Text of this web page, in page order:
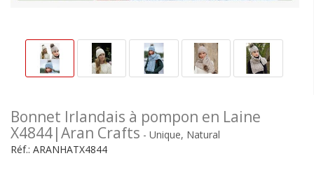
Bonnet Irlandais à pompon en Laine
X4844|Aran Crafts - Unique, Natural
Réf.: ARANHATX4844